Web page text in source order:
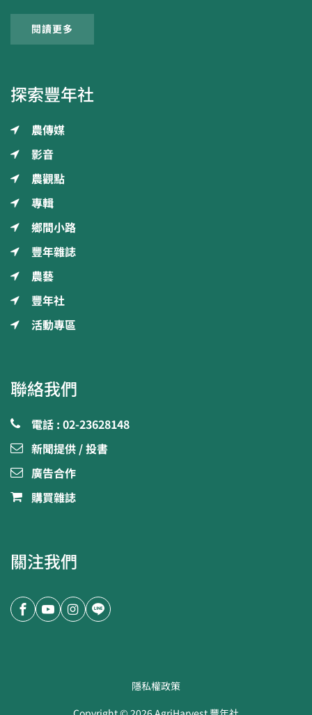
閱讀更多
探索豐年社
農傳媒
影音
農觀點
專輯
鄉間小路
豐年雜誌
農藝
豐年社
活動專區
聯絡我們
電話 : 02-23628148
新聞提供 / 投書
廣告合作
購買雜誌
關注我們
隱私權政策